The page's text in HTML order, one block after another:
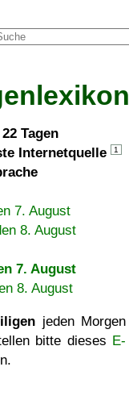
Tagen
Internetquelle
1
7. August
8. August
7. August
8. August
jeden Morgen
bitte dieses E-